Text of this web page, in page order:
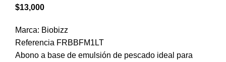
$13,000
Marca: Biobizz
Referencia FRBBFM1LT
Abono a base de emulsión de pescado ideal para